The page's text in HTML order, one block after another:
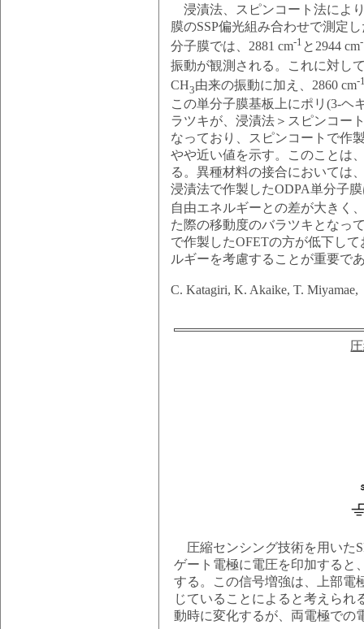
浸漬法、スピンコート法によ
膜のSSP偏光組み合わせで測定
分子膜では、2881 cm-1 と2944 cm
振動が観測される。これに対し
CH3由来の振動に加え、2860 cm-
この単分子膜基板上にポリ(3-ヘ
ラツキが、浸漬法＞スピンコー
なっており、スピンコートで作
やや近い値を示す。このことは
る。異種材料の接合においては
浸漬法で作製したODPA単分子
自由エネルギーとの差が大きく
た際の移動度のバラツキとなっ
で作製したOFETの方が低下し
ルギーを考慮することが重要で
C. Katagiri, K. Akaike, T. Miyamae,
圧縮センシング技術を用いた
ゲート電極に電圧を印加すると
する。この信号増強は、上部電
じていることによると考えられ
動時に変化するが、両電極での